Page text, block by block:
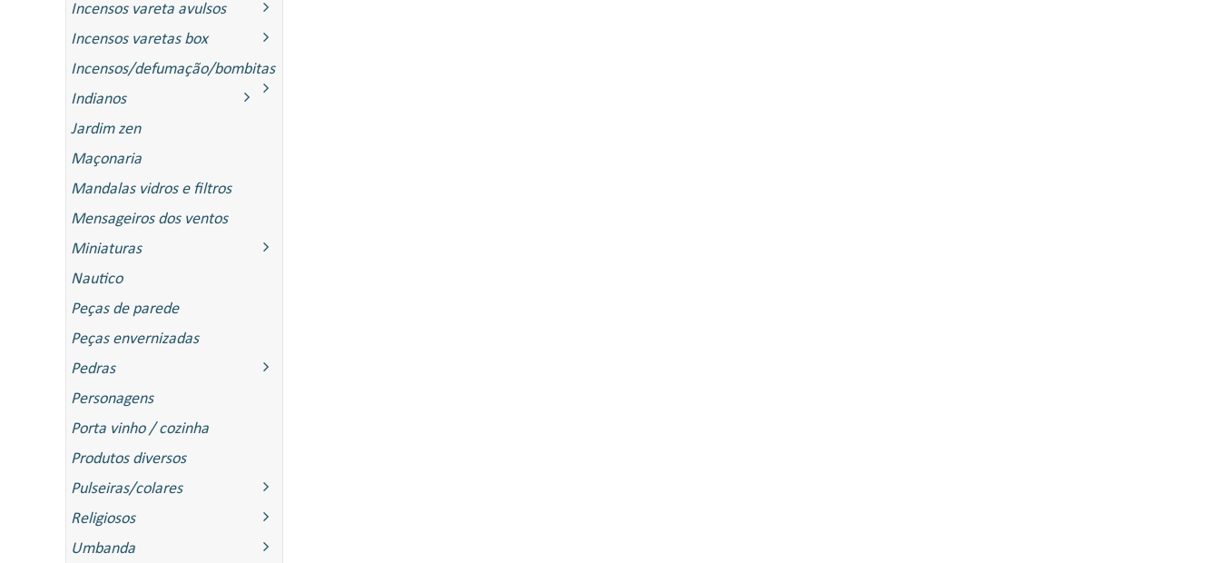
Incensos vareta avulsos
Incensos varetas box
Incensos/defumação/bombitas
Indianos
Jardim zen
Maçonaria
Mandalas vidros e filtros
Mensageiros dos ventos
Miniaturas
Nautico
Peças de parede
Peças envernizadas
Pedras
Personagens
Porta vinho / cozinha
Produtos diversos
Pulseiras/colares
Religiosos
Umbanda